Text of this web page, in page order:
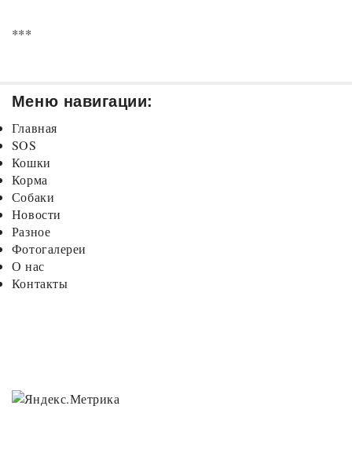
***
Меню навигации:
Главная
SOS
Кошки
Корма
Собаки
Новости
Разное
Фотогалереи
О нас
Контакты